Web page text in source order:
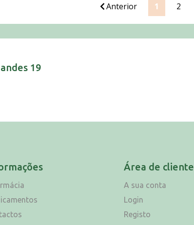
Anterior 1 2
19
Área de cliente
A sua conta
Login
Registo